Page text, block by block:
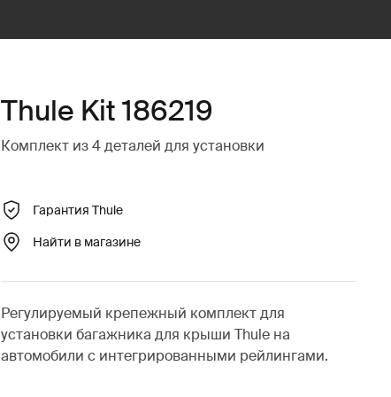
Thule Kit 186219
Комплект из 4 деталей для установки
Гарантия Thule
Найти в магазине
Регулируемый крепежный комплект для
установки багажника для крыши Thule на
автомобили с интегрированными рейлингами.